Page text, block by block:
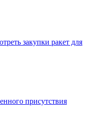
закупки ракет для
присутствия